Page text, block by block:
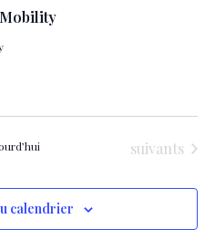
Évènements
suivants
calendrier